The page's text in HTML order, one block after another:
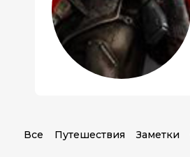
Все Путешествия Заметки